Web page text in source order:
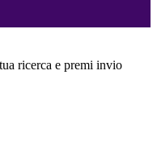
ricerca e premi invio